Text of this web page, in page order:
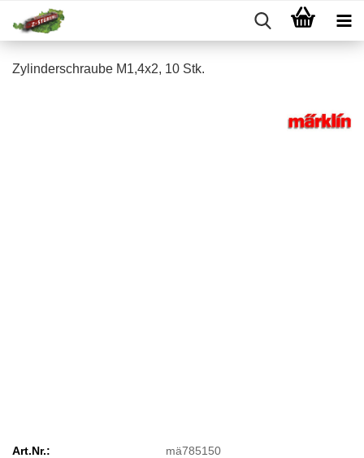
Zylinderschraube M1,4x2, 10 Stk.
Art.Nr.:
mä785150